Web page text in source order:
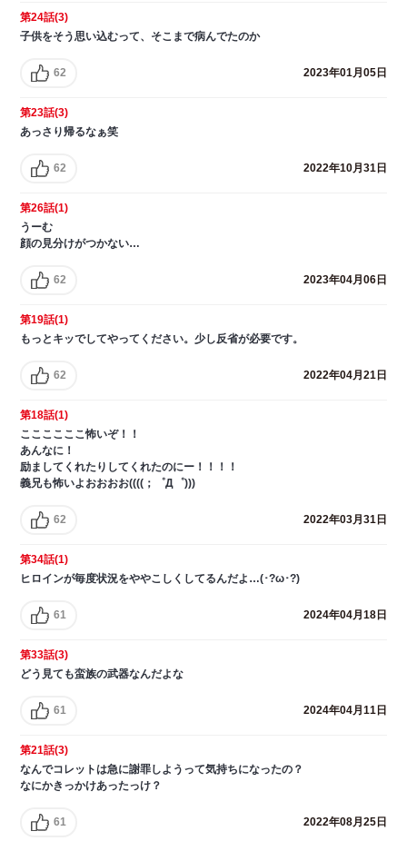
第24話(3)
子供をそう思い込むって、そこまで病んでたのか
62 2023年01月05日
第23話(3)
あっさり帰るなぁ笑
62 2022年10月31日
第26話(1)
うーむ
顔の見分けがつかない…
62 2023年04月06日
第19話(1)
もっとキッでしてやってください。少し反省が必要です。
62 2022年04月21日
第18話(1)
ここここここ怖いぞ！！
あんなに！
励ましてくれたりしてくれたのにー！！！！
義兄も怖いよおおおお((((；゜Д゜)))
62 2022年03月31日
第34話(1)
ヒロインが毎度状況をややこしくしてるんだよ…(･?ω･?)
61 2024年04月18日
第33話(3)
どう見ても蛮族の武器なんだよな
61 2024年04月11日
第21話(3)
なんでコレットは急に謝罪しようって気持ちになったの？
なにかきっかけあったっけ？
61 2022年08月25日